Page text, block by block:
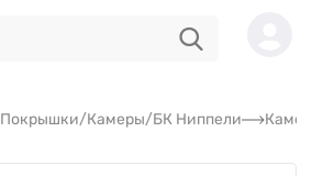
Покрышки/Камеры/БК Ниппели